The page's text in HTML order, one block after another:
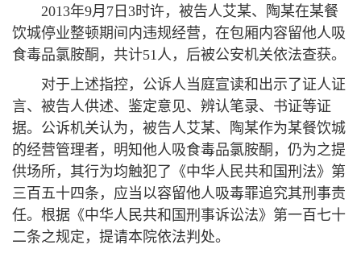
2013年9月7日3时许，被告人艾某、陶某在某餐
饮城停业整顿期间内违规经营，在包厢内容留他人吸
食毒品氯胺酮，共计51人，后被公安机关依法查获。
对于上述指控，公诉人当庭宣读和出示了证人证
言、被告人供述、鉴定意见、辨认笔录、书证等证
据。公诉机关认为，被告人艾某、陶某作为某餐饮城
的经营管理者，明知他人吸食毒品氯胺酮，仍为之提
供场所，其行为均触犯了《中华人民共和国刑法》第
三百五十四条，应当以容留他人吸毒罪追究其刑事责
任。根据《中华人民共和国刑事诉讼法》第一百七十
二条之规定，提请本院依法判处。